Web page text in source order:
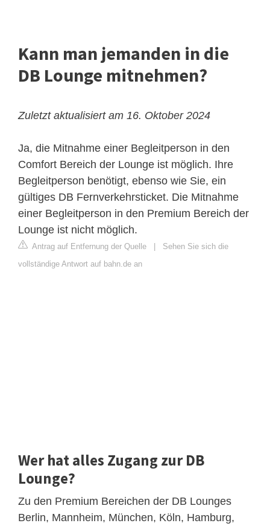
Kann man jemanden in die
DB Lounge mitnehmen?
Zuletzt aktualisiert am 16. Oktober 2024
Ja, die Mitnahme einer Begleitperson in den
Comfort Bereich der Lounge ist möglich. Ihre
Begleitperson benötigt, ebenso wie Sie, ein
gültiges DB Fernverkehrsticket. Die Mitnahme
einer Begleitperson in den Premium Bereich der
Lounge ist nicht möglich.
Antrag auf Entfernung der Quelle
Sehen Sie sich die
vollständige Antwort auf bahn.de an
Wer hat alles Zugang zur DB
Lounge?
Zu den Premium Bereichen der DB Lounges
Berlin, Mannheim, München, Köln, Hamburg,